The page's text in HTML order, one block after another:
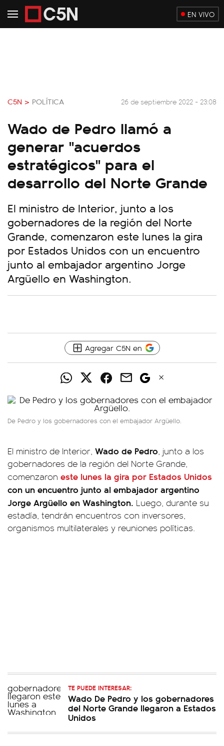
EN VIVO
C5N > POLÍTICA 26 de septiembre 2022 - 23:08
Wado de Pedro llamó a
generar "acuerdos
estratégicos" para el
desarrollo del Norte Grande
El ministro de Interior, junto a los
gobernadores de la región del Norte
Grande, comenzaron este lunes la gira
por Estados Unidos con un encuentro
junto al embajador argentino Jorge
Argüello en Washington.
Agregar C5N en
De Pedro y los gobernadores con el embajador Argüello.
El ministro de Interior, Wado de Pedro, junto a los
gobernadores de la región del Norte Grande,
comenzaron este lunes la gira por Estados Unidos
con un encuentro junto al embajador argentino
Jorge Argüello en Washington. Luego, durante su
estadía, tendrán encuentros con inversores,
organismos multilaterales y reuniones políticas.
TE PUEDE INTERESAR:
Wado De Pedro y los gobernadores
del Norte Grande llegaron a Estados
Unidos